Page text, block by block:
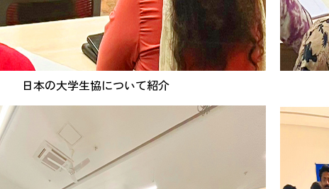
日本の大学生協について紹介